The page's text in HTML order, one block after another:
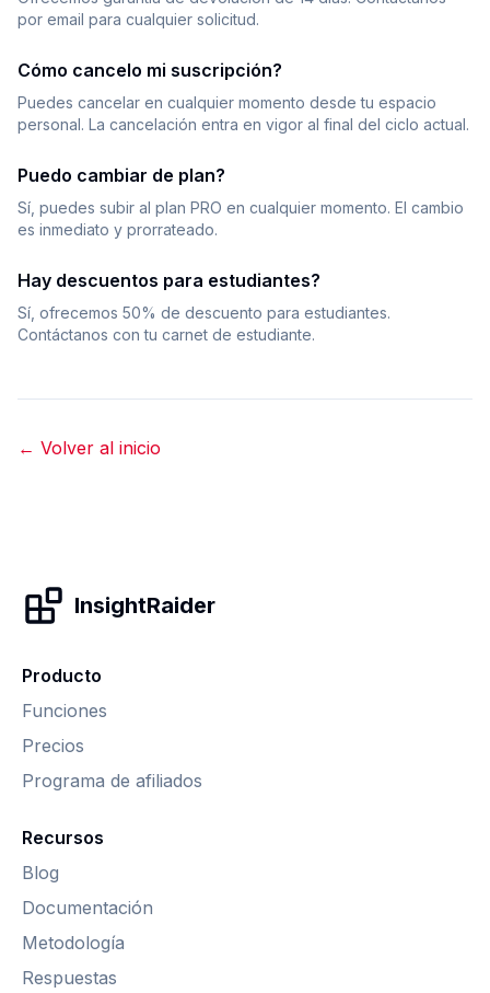
por email para cualquier solicitud.
Cómo cancelo mi suscripción?
Puedes cancelar en cualquier momento desde tu espacio
personal. La cancelación entra en vigor al final del ciclo actual.
Puedo cambiar de plan?
Sí, puedes subir al plan PRO en cualquier momento. El cambio
es inmediato y prorrateado.
Hay descuentos para estudiantes?
Sí, ofrecemos 50% de descuento para estudiantes.
Contáctanos con tu carnet de estudiante.
← Volver al inicio
InsightRaider
Producto
Funciones
Precios
Programa de afiliados
Recursos
Blog
Documentación
Metodología
Respuestas